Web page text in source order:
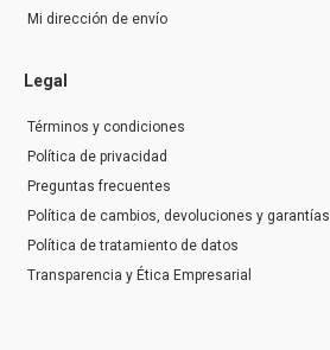
Mi dirección de envío
Legal
Términos y condiciones
Política de privacidad
Preguntas frecuentes
Política de cambios, devoluciones y garantías
Política de tratamiento de datos
Transparencia y Ética Empresarial